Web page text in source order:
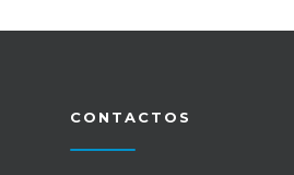
CONTACTOS